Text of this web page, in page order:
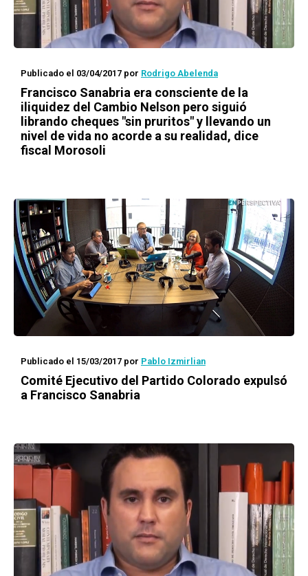
Publicado el 03/04/2017 por Rodrigo Abelenda
Francisco Sanabria era consciente de la
iliquidez del Cambio Nelson pero siguió
librando cheques "sin pruritos" y llevando un
nivel de vida no acorde a su realidad, dice
fiscal Morosoli
Publicado el 15/03/2017 por Pablo Izmirlian
Comité Ejecutivo del Partido Colorado expulsó
a Francisco Sanabria